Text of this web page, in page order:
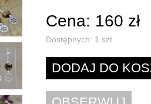
Cena: 160 zł
Dostępnych: 1 szt.